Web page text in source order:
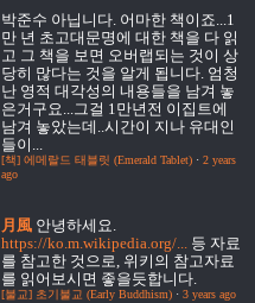
박준수 아닙니다. 어마한 책이죠...1
만 년 초고대문명에 대한 책을 다 읽
고 그 책을 보면 오버랩되는 것이 상
당히 많다는 것을 알게 됩니다. 엄청
난 영적 대각성의 내용들을 남겨 놓
은거구요...그걸 1만년전 이집트에
남겨 놓았는데..시간이 지나 유대인
들이...
[책] 에메랄드 태블릿 (Emerald Tablet) · 2 years
ago
月風 안녕하세요.
https://ko.m.wikipedia.org/... 등 자료
를 참고한 것으로, 위키의 참고자료
를 읽어보시면 좋을듯합니다.
[불교] 초기불교 (Early Buddhism) · 3 years ago